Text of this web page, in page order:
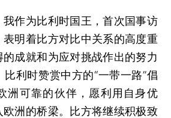
作为比利时国王，首次国事访
明着比方对比中关系的高度重
成就和为应对挑战作出的努力
利时赞赏中方的“一带一路”倡
洲可靠的伙伴，愿利用自身优
洲的桥梁。比方将继续积极致